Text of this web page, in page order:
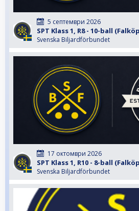
5 септември 2026
SPT Klass 1, R8 - 10-ball
Svenska Biljardförbundet
17 октомври 2026
SPT Klass 1, R10 - 8-ball
Svenska Biljardförbundet